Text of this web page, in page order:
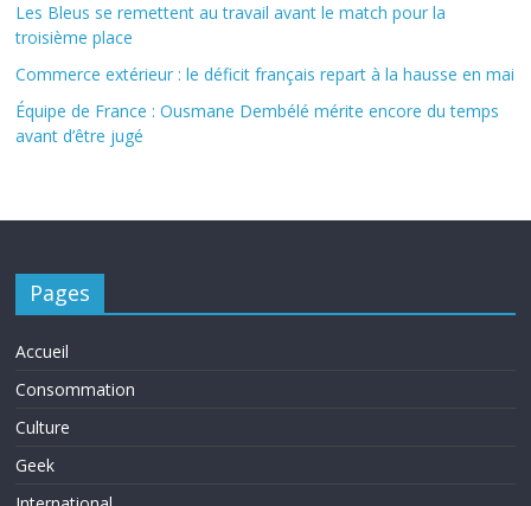
Les Bleus se remettent au travail avant le match pour la
troisième place
Commerce extérieur : le déficit français repart à la hausse en mai
Équipe de France : Ousmane Dembélé mérite encore du temps
avant d’être jugé
Pages
Accueil
Consommation
Culture
Geek